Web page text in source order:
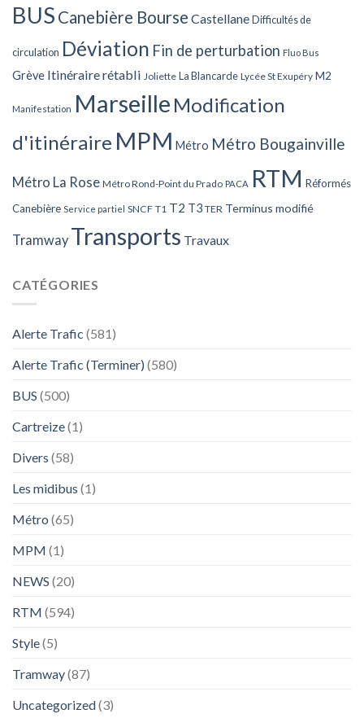
BUS Canebière Bourse Castellane Difficultés de
circulation Déviation Fin de perturbation Fluo Bus
Grève Itinéraire rétabli Joliette La Blancarde Lycée St Exupéry M2
Manifestation Marseille Modification
d'itinéraire MPM Métro Métro Bougainville
Métro La Rose Métro Rond-Point du Prado PACA RTM Réformés
Canebière Service partiel SNCF T1 T2 T3 TER Terminus modifié
Tramway Transports Travaux
CATÉGORIES
Alerte Trafic (581)
Alerte Trafic (Terminer) (580)
BUS (500)
Cartreize(1)
Divers (58)
Les midibus (1)
Métro (65)
MPM (1)
NEWS (20)
RTM (594)
Style(5)
Tramway(87)
Uncategorized(3)